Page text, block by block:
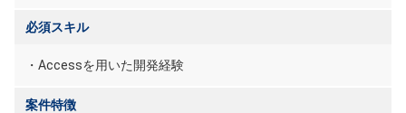
必須スキル
・Accessを用いた開発経験
案件特徴